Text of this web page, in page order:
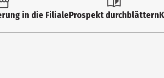
Badewanne mit ausreichend warmem
in die FilialeProspekt durchblättern